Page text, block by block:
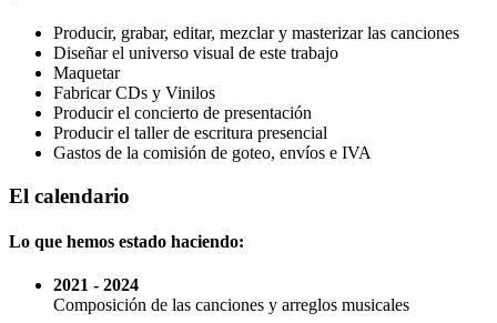
Producir, grabar, editar, mezclar y masterizar las canciones
Diseñar el universo visual de este trabajo
Maquetar
Fabricar CDs y Vinilos
Producir el concierto de presentación
Producir el taller de escritura presencial
Gastos de la comisión de goteo, envíos e IVA
El calendario
Lo que hemos estado haciendo:
2021 - 2024
Composición de las canciones y arreglos musicales